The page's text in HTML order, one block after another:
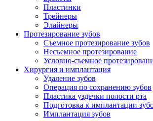
Пластинки
Трейнеры
Элайнеры
Протезирование зубов
Съемное протезирование зубов
Несъемное протезирование
Условно-съемное
Хирургия и имплантация
Удаление зубов
Операция по сохранению зубов
Пластика уздечки полости рта
Подготовка к имплантации
Имплантация зубов